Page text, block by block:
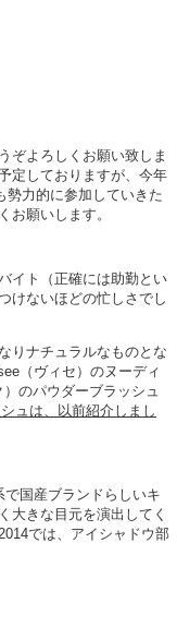
ぞよろしくお願い致しま
定しておりますが、今年
勢力的に参加していきた
お願いします。
イト（正確には助勤とい
けないほどの忙しさでし
りナチュラルなものとな
（ヴィセ）のヌーディ
のパウダーブラッシュ
ュは、以前紹介しまし
国産ブランドらしいキ
大きな目元を演出してく
では、アイシャドウ部